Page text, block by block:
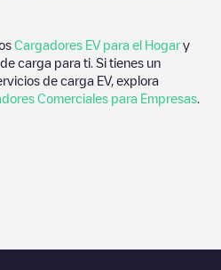
Cargadores EV para el Hogary
carga para ti. Si tienes un
de carga EV, explora
Comerciales para Empresas